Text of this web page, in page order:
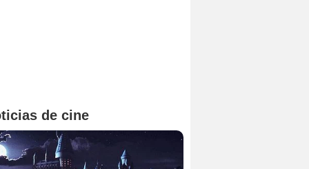
de cine